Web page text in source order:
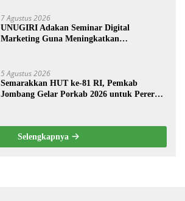
7 Agustus 2026
UNUGIRI Adakan Seminar Digital
Marketing Guna Meningkatkan
5 Agustus 2026
Semarakkan HUT ke-81 RI, Pemkab
Jombang Gelar Porkab 2026 untuk Pererat
Selengkapnya